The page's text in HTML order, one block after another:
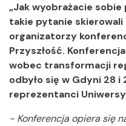
„Jak wyobrażacie
takie pytanie skierowali
organizatorzy
Przyszłość.
wobec transformacji
odbyło się w Gdyni 28 i
reprezentanci
- Konferencja opiera się